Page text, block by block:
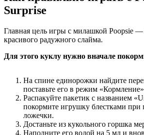
Surprise
Главная цель игры с милашкой Poopsie —
красивого радужного слайма.
Для этого куклу нужно вначале
На спине единорожки найдите
поставьте его в режим
Распакуйте пакетик с названием
покормите игрушку блестками
ложечки.
Достаньте из кукольного горшка
Наполните его водой на 5 мл и